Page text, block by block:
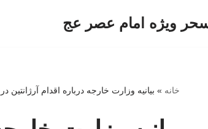
ویژه امام عصر عج
خانه » بیانیه وزارت خارجه درباره اقدام آرژانتین